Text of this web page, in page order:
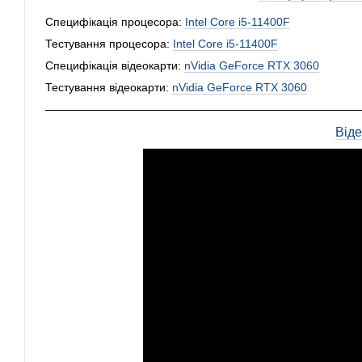
Специфікація процесора: Intel Core i5-11400F
Тестування процесора: Intel Core i5-11400F
Специфікація відеокарти: nVidia GeForce RTX 3060
Тестування відеокарти: nVidia GeForce RTX 3060